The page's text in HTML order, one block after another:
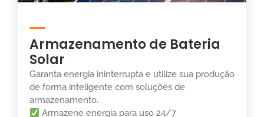
Armazenamento de Bateria
Solar
Garanta energia ininterrupta e utilize sua produção
de forma inteligente com soluções de
armazenamento.
Armazene energia para uso 24/7